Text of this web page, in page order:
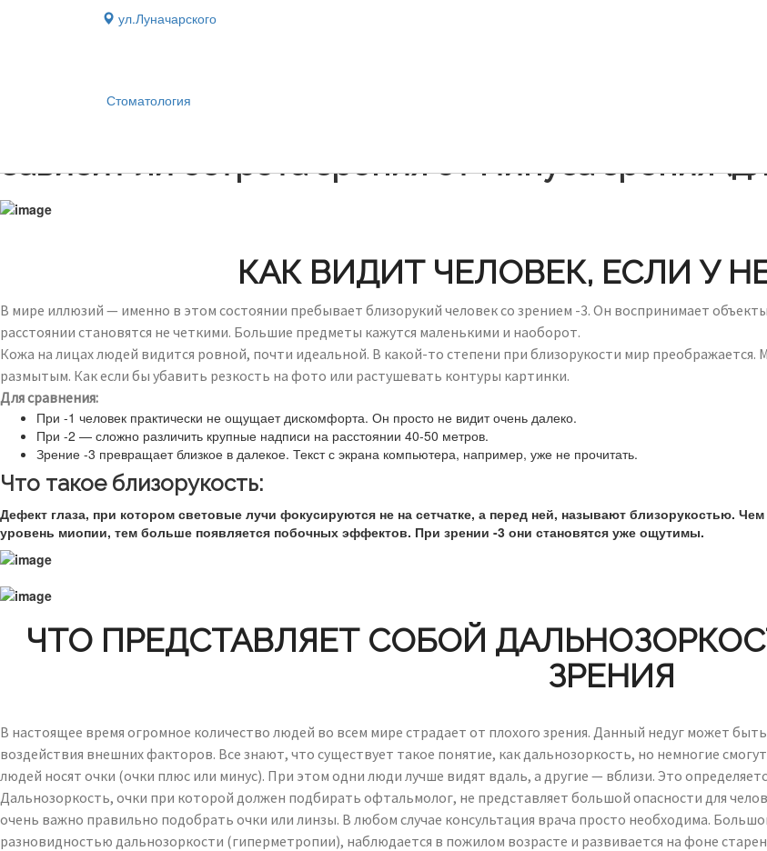
ул.Луначарского
Стоматология
Зависит ли острота зрения от минуса зрения
КАК ВИДИТ ЧЕЛОВЕК, ЕСЛИ У
В мире иллюзий — именно в этом состоянии пребывает близорукий человек со зрением -3. Он воспринимает
расстоянии становятся не четкими. Большие предметы кажутся маленькими и наоборот.
Кожа на лицах людей видится ровной, почти идеальной. В какой-то степени при близорукости мир
размытым. Как если бы убавить резкость на фото или растушевать контуры картинки.
Для сравнения:
При -1 человек практически не ощущает дискомфорта. Он просто не видит очень далеко.
При -2 — сложно различить крупные надписи на расстоянии 40-50 метров.
Зрение -3 превращает близкое в далекое. Текст с экрана компьютера, например, уже не прочитать.
Что такое близорукость:
Дефект глаза, при котором световые лучи фокусируются не на сетчатке, а перед ней, называют близорукостью.
уровень миопии, тем больше появляется побочных эффектов. При зрении -3 они становятся уже ощутимы.
ЧТО ПРЕДСТАВЛЯЕТ СОБОЙ
ЗРЕНИЯ
В настоящее время огромное количество людей во всем мире страдает от плохого зрения. Данный недуг может
воздействия внешних факторов. Все знают, что существует такое понятие, как дальнозоркость, но немногие
людей носят очки (очки плюс или минус). При этом одни люди лучше видят вдаль, а другие — вблизи. Это
Дальнозоркость, очки при которой должен подбирать офтальмолог, не представляет большой опасности для
очень важно правильно подобрать очки или линзы. В любом случае консультация врача просто необходима.
разновидностью дальнозоркости (гиперметропии), наблюдается в пожилом возрасте и развивается на фоне